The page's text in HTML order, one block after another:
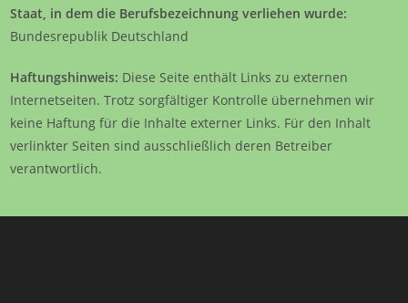
Staat, in dem die Berufsbezeichnung verliehen wurde:
Bundesrepublik Deutschland
Haftungshinweis: Diese Seite enthält Links zu externen
Internetseiten. Trotz sorgfältiger Kontrolle übernehmen wir
keine Haftung für die Inhalte externer Links. Für den Inhalt
verlinkter Seiten sind ausschließlich deren Betreiber
verantwortlich.